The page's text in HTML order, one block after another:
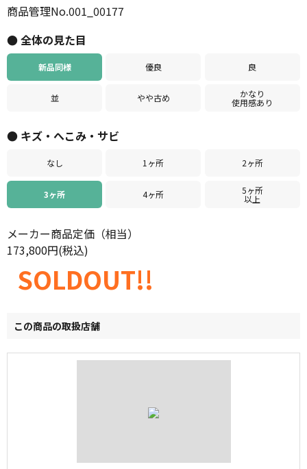
商品管理No.001_00177
● 全体の見た目
新品同様 優良 良
並 やや古め かなり
使用感あり
● キズ・へこみ・サビ
なし 1ヶ所 2ヶ所
3ヶ所 4ヶ所 5ヶ所
以上
メーカー商品定価（相当）
173,800円(税込)
SOLDOUT!!
この商品の取扱店舗